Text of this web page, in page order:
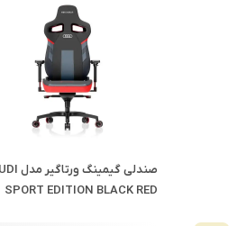
کارت گرافیک ایسوس مدل Dual RTX 4060 8GB OC